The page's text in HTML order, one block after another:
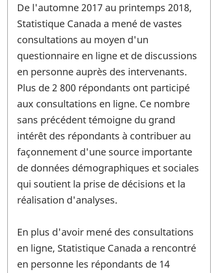
De l'automne 2017 au printemps 2018,
Statistique Canada a mené de vastes
consultations au moyen d'un
questionnaire en ligne et de discussions
en personne auprès des intervenants.
Plus de 2 800 répondants ont participé
aux consultations en ligne. Ce nombre
sans précédent témoigne du grand
intérêt des répondants à contribuer au
façonnement d'une source importante
de données démographiques et sociales
qui soutient la prise de décisions et la
réalisation d'analyses.
En plus d'avoir mené des consultations
en ligne, Statistique Canada a rencontré
en personne les répondants de 14